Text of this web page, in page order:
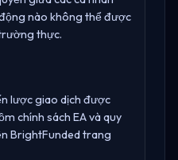
nào không thể được
thực.
lược giao dịch được
chính sách EA và quy
BrightFunded trang